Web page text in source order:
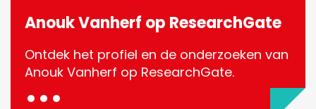
Anouk Vanherf op ResearchGate
Ontdek het profiel en de onderzoeken van
Anouk Vanherf op ResearchGate.